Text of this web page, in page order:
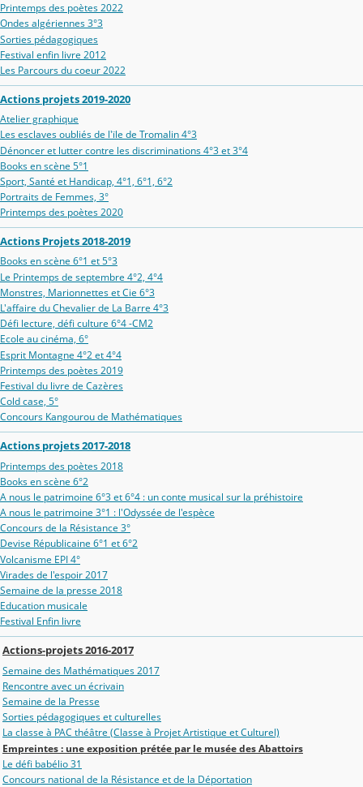
Printemps des poètes 2022
Ondes algériennes 3°3
Sorties pédagogiques
Festival enfin livre 2012
Les Parcours du coeur 2022
Actions projets 2019-2020
Atelier graphique
Les esclaves oubliés de l'ïle de Tromalin 4°3
Dénoncer et lutter contre les discriminations 4°3 et 3°4
Books en scène 5°1
Sport, Santé et Handicap, 4°1, 6°1, 6°2
Portraits de Femmes, 3°
Printemps des poètes 2020
Actions Projets 2018-2019
Books en scène 6°1 et 5°3
Le Printemps de septembre 4°2, 4°4
Monstres, Marionnettes et Cie 6°3
L'affaire du Chevalier de La Barre 4°3
Défi lecture, défi culture 6°4 -CM2
Ecole au cinéma, 6°
Esprit Montagne 4°2 et 4°4
Printemps des poètes 2019
Festival du livre de Cazères
Cold case, 5°
Concours Kangourou de Mathématiques
Actions projets 2017-2018
Printemps des poètes 2018
Books en scène 6°2
A nous le patrimoine 6°3 et 6°4 : un conte musical sur la préhistoire
A nous le patrimoine 3°1 : l'Odyssée de l'espèce
Concours de la Résistance 3°
Devise Républicaine 6°1 et 6°2
Volcanisme EPI 4°
Virades de l'espoir 2017
Semaine de la presse 2018
Education musicale
Festival Enfin livre
Actions-projets 2016-2017
Semaine des Mathématiques 2017
Rencontre avec un écrivain
Semaine de la Presse
Sorties pédagogiques et culturelles
La classe à PAC théâtre (Classe à Projet Artistique et Culturel)
Empreintes : une exposition prétée par le musée des Abattoirs
Le défi babélio 31
Concours national de la Résistance et de la Déportation